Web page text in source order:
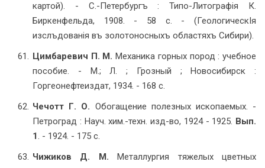
картой). - С.-Петербургъ : Типо-Литографiя К.
Биркенфельда, 1908. - 58 с. - (ГеологическIя
изслъдованiя въ золотоносныхъ областяхъ Сибири).
Цимбаревич П. М.Механика горных пород : учебное
пособие. - М.; Л. ; Грозный ; Новосибирск :
Горгеонефтеиздат, 1934. - 168 с.
Чечотт Г. О. Обогащение полезных ископаемых. -
Петроград : Науч. хим.-техн. изд-во, 1924 - 1925. Вып.
1. - 1924. - 175 с.
Чижиков Д. М.Металлургия тяжелых цветных